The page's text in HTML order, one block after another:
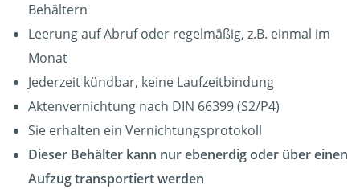
Behältern
Leerung auf Abruf oder regelmäßig, z.B. einmal im
Monat
Jederzeit kündbar, keine Laufzeitbindung
Aktenvernichtung nach DIN 66399 (S2/P4)
Sie erhalten ein Vernichtungsprotokoll
Dieser Behälter kann nur ebenerdig oder über einen
Aufzug transportiert werden